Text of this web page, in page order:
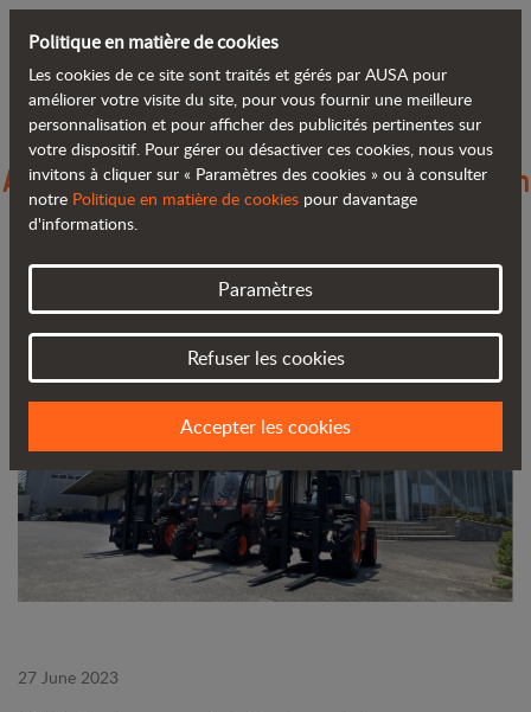
Retour au blog
AUSA développe sa marque au Japon en
s'associant à Yuasa
27 June 2023
Politique en matière de cookies
Les cookies de ce site sont traités et gérés par AUSA pour
améliorer votre visite du site, pour vous fournir une meilleure
personnalisation et pour afficher des publicités pertinentes sur
votre dispositif. Pour gérer ou désactiver ces cookies, nous vous
invitons à cliquer sur « Paramètres des cookies » ou à consulter
notre Politique en matière de cookies pour davantage
d'informations.
Paramètres
Refuser les cookies
Accepter les cookies